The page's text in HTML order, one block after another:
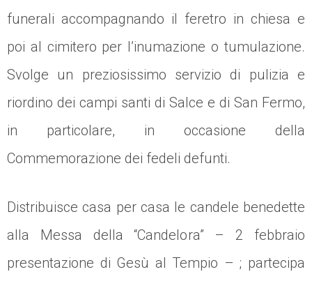
funerali accompagnando il feretro in chiesa e
poi al cimitero per l’inumazione o tumulazione.
Svolge un preziosissimo servizio di pulizia e
riordino dei campi santi di Salce e di San Fermo,
in particolare, in occasione della
Commemorazione dei fedeli defunti.
Distribuisce casa per casa le candele benedette
alla Messa della “Candelora” – 2 febbraio
presentazione di Gesù al Tempio – ; partecipa